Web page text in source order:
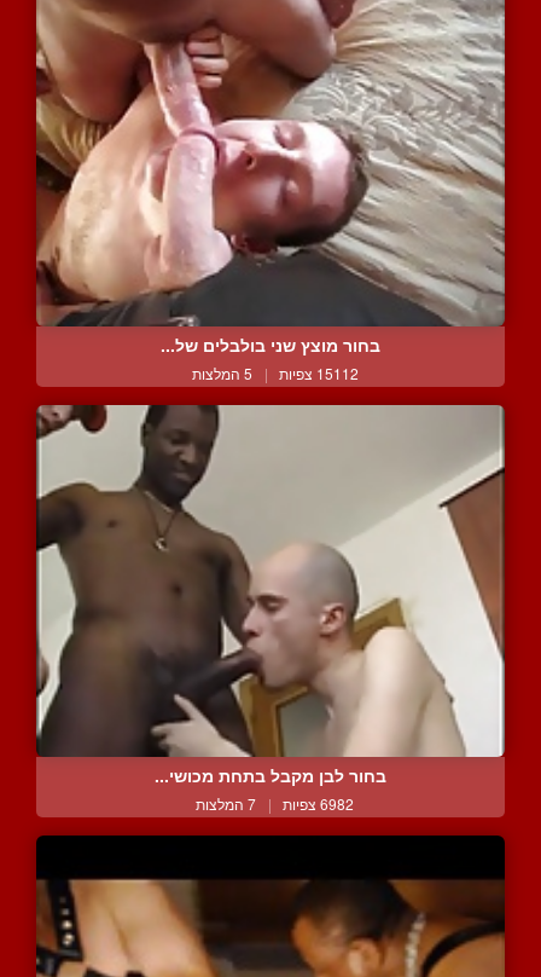
בחור מוצץ שני בולבלים של...
15112 צפיות | 5 המלצות
בחור לבן מקבל בתחת מכושי...
6982 צפיות | 7 המלצות